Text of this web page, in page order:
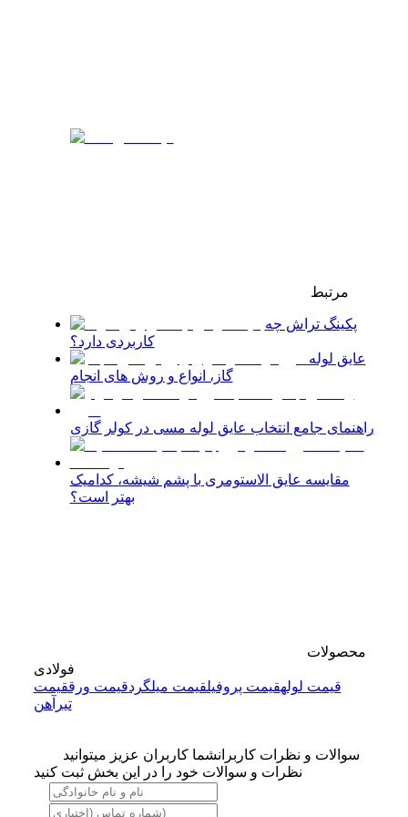
مرتبط
پکینگ تراش چه
کاربردی دارد؟
عایق لوله
گاز، انواع و روش های انجام
راهنمای جامع انتخاب عایق لوله مسی در کولر گازی
مقایسه عایق الاستومری با پشم شیشه، کدامیک
بهتر است؟
محصولات
فولادی
قیمت لولهقیمت پروفیلقیمت میلگردقیمت ورققیمت
تیرآهن
سوالات و نظرات کاربرانشما کاربران عزیز میتوانید
نظرات و سوالات خود را در این بخش ثبت کنید